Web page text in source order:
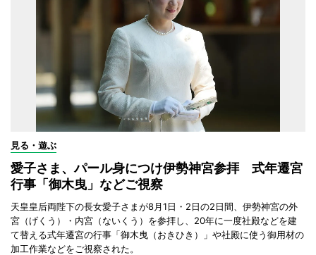
見る・遊ぶ
愛子さま、パール身につけ伊勢神宮参拝 式年遷宮
行事「御木曳」などご視察
天皇皇后両陛下の長女愛子さまが8月1日・2日の2日間、伊勢神宮の外
宮（げくう）・内宮（ないくう）を参拝し、20年に一度社殿などを建
て替える式年遷宮の行事「御木曳（おきひき）」や社殿に使う御用材の
加工作業などをご視察された。